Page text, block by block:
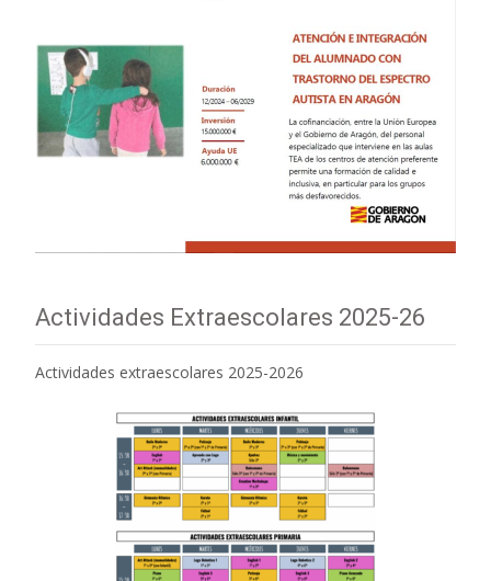
Actividades Extraescolares 2025-26
Actividades extraescolares 2025-2026